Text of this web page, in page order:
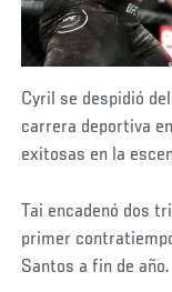
Cyril se despidió
carrera deportiva
exitosas en la
Tai encadenó dos
primer
Santos a fin de año.